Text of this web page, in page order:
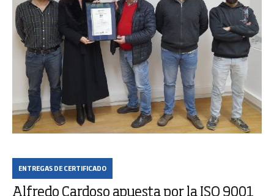
ENTREGAS DE CERTIFICADO
Alfredo Cardoso apuesta por la ISO 9001